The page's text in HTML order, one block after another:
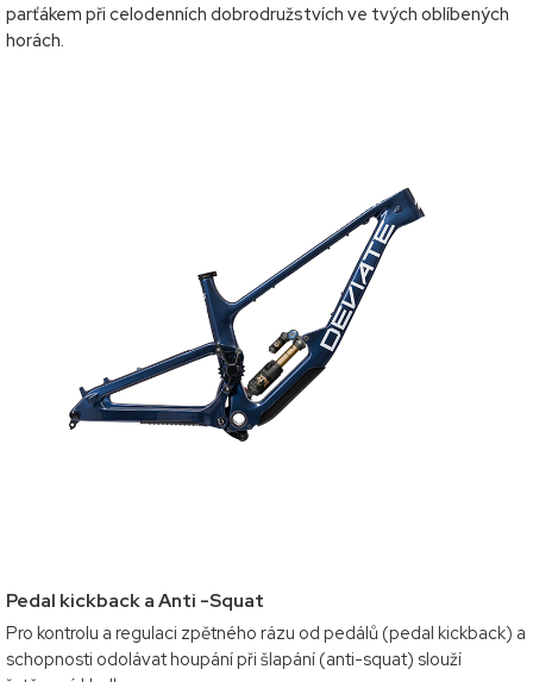
parťákem při celodenních dobrodružstvích ve tvých oblíbených
horách.
Pedal kickback a Anti -Squat
Pro kontrolu a regulaci zpětného rázu od pedálů (pedal kickback) a
schopnosti odolávat houpání při šlapání (anti-squat) slouží